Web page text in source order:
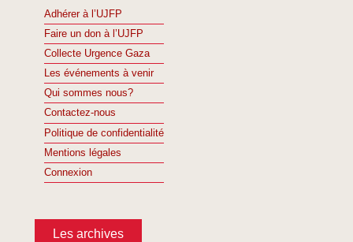
Adhérer à l’UJFP
Faire un don à l’UJFP
Collecte Urgence Gaza
Les événements à venir
Qui sommes nous?
Contactez-nous
Politique de confidentialité
Mentions légales
Connexion
Les archives